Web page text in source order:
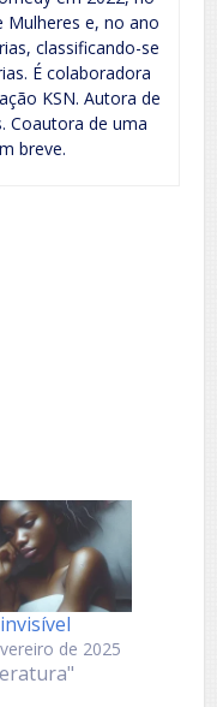
Mulheres e, no ano
classificando-se
É colaboradora
KSN. Autora de
Coautora de uma
breve.
de 2025